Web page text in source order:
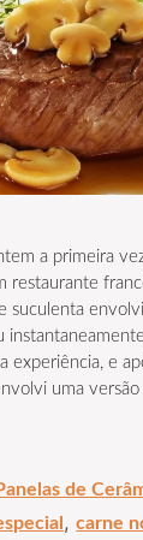
a primeira
restaurante
suculenta
experiência, e
uma
de
,carne